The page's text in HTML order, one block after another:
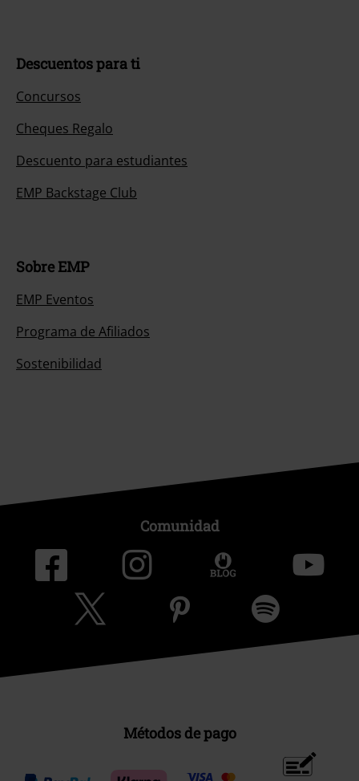
Descuentos para ti
Concursos
Cheques Regalo
Descuento para estudiantes
EMP Backstage Club
Sobre EMP
EMP Eventos
Programa de Afiliados
Sostenibilidad
Comunidad
Métodos de pago